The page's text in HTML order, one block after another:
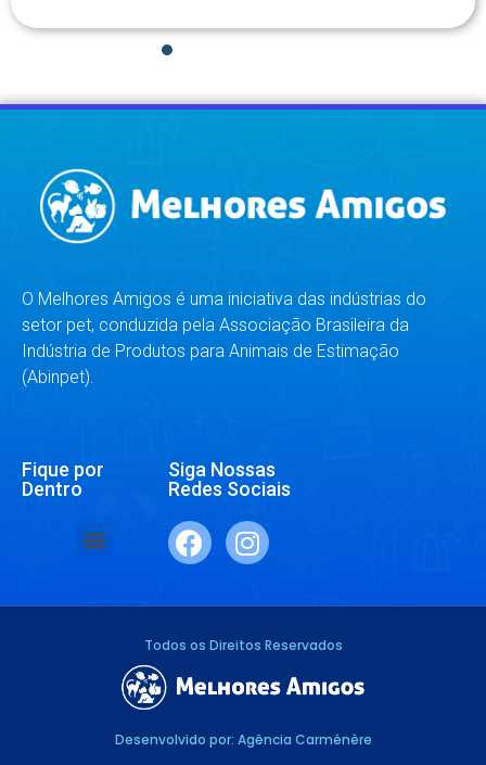
O Melhores Amigos é uma iniciativa das indústrias do
setor pet, conduzida pela Associação Brasileira da
Indústria de Produtos para Animais de Estimação
(Abinpet).
Fique por
Dentro
Siga Nossas
Redes Sociais
Todos os Direitos Reservados
Desenvolvido por: Agência Carménère